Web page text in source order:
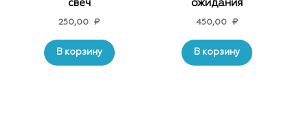
свеч
250,00 ₽
В корзину
ожидания
450,00 ₽
В корзину